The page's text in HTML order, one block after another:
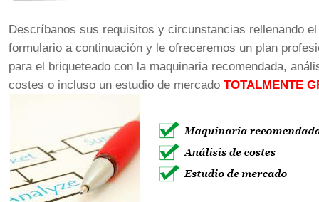
Descríbanos sus requisitos y circunstancias rellenando el
formulario a continuación y le ofreceremos un plan
para el briqueteado con la maquinaria recomendada,
costes o incluso un estudio de mercado TOTALMENTE